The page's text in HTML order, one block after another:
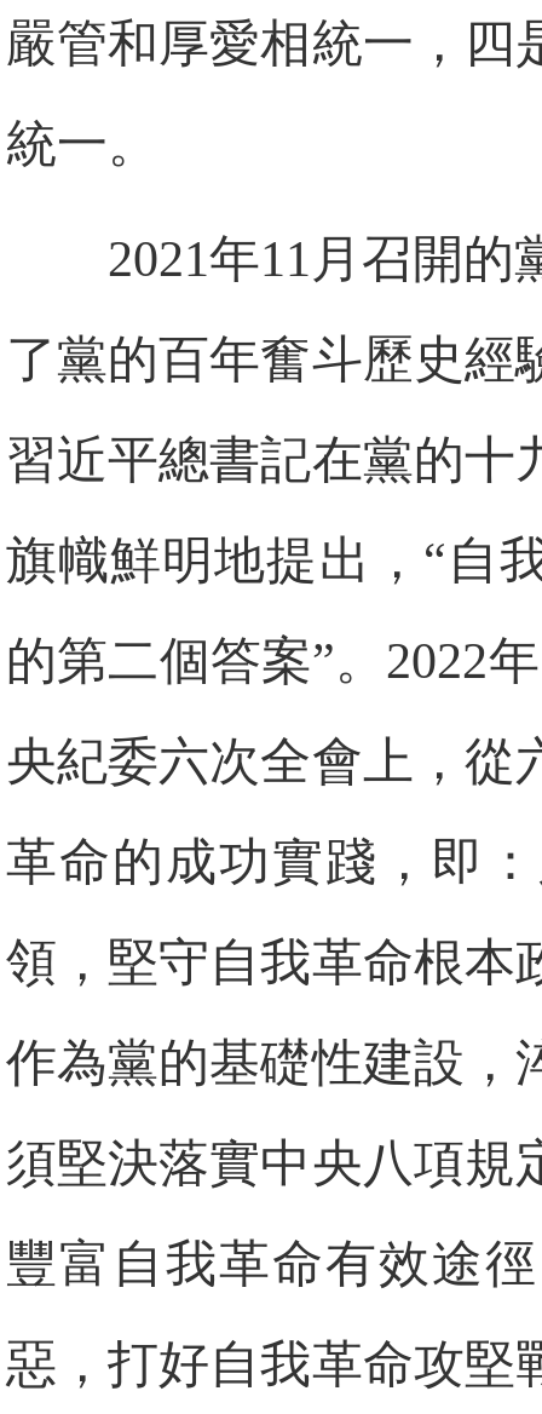
嚴管和厚愛相統一，四
統一。
2021年11月召開
了黨的百年奮斗歷史經
習近平總書記在黨的十
旗幟鮮明地提出，“自
的第二個答案”。2022
央紀委六次全會上，從
革命的成功實踐，即
領，堅守自我革命根本
作為黨的基礎性建設，
須堅決落實中央八項規
豐富自我革命有效途
惡，打好自我革命攻堅